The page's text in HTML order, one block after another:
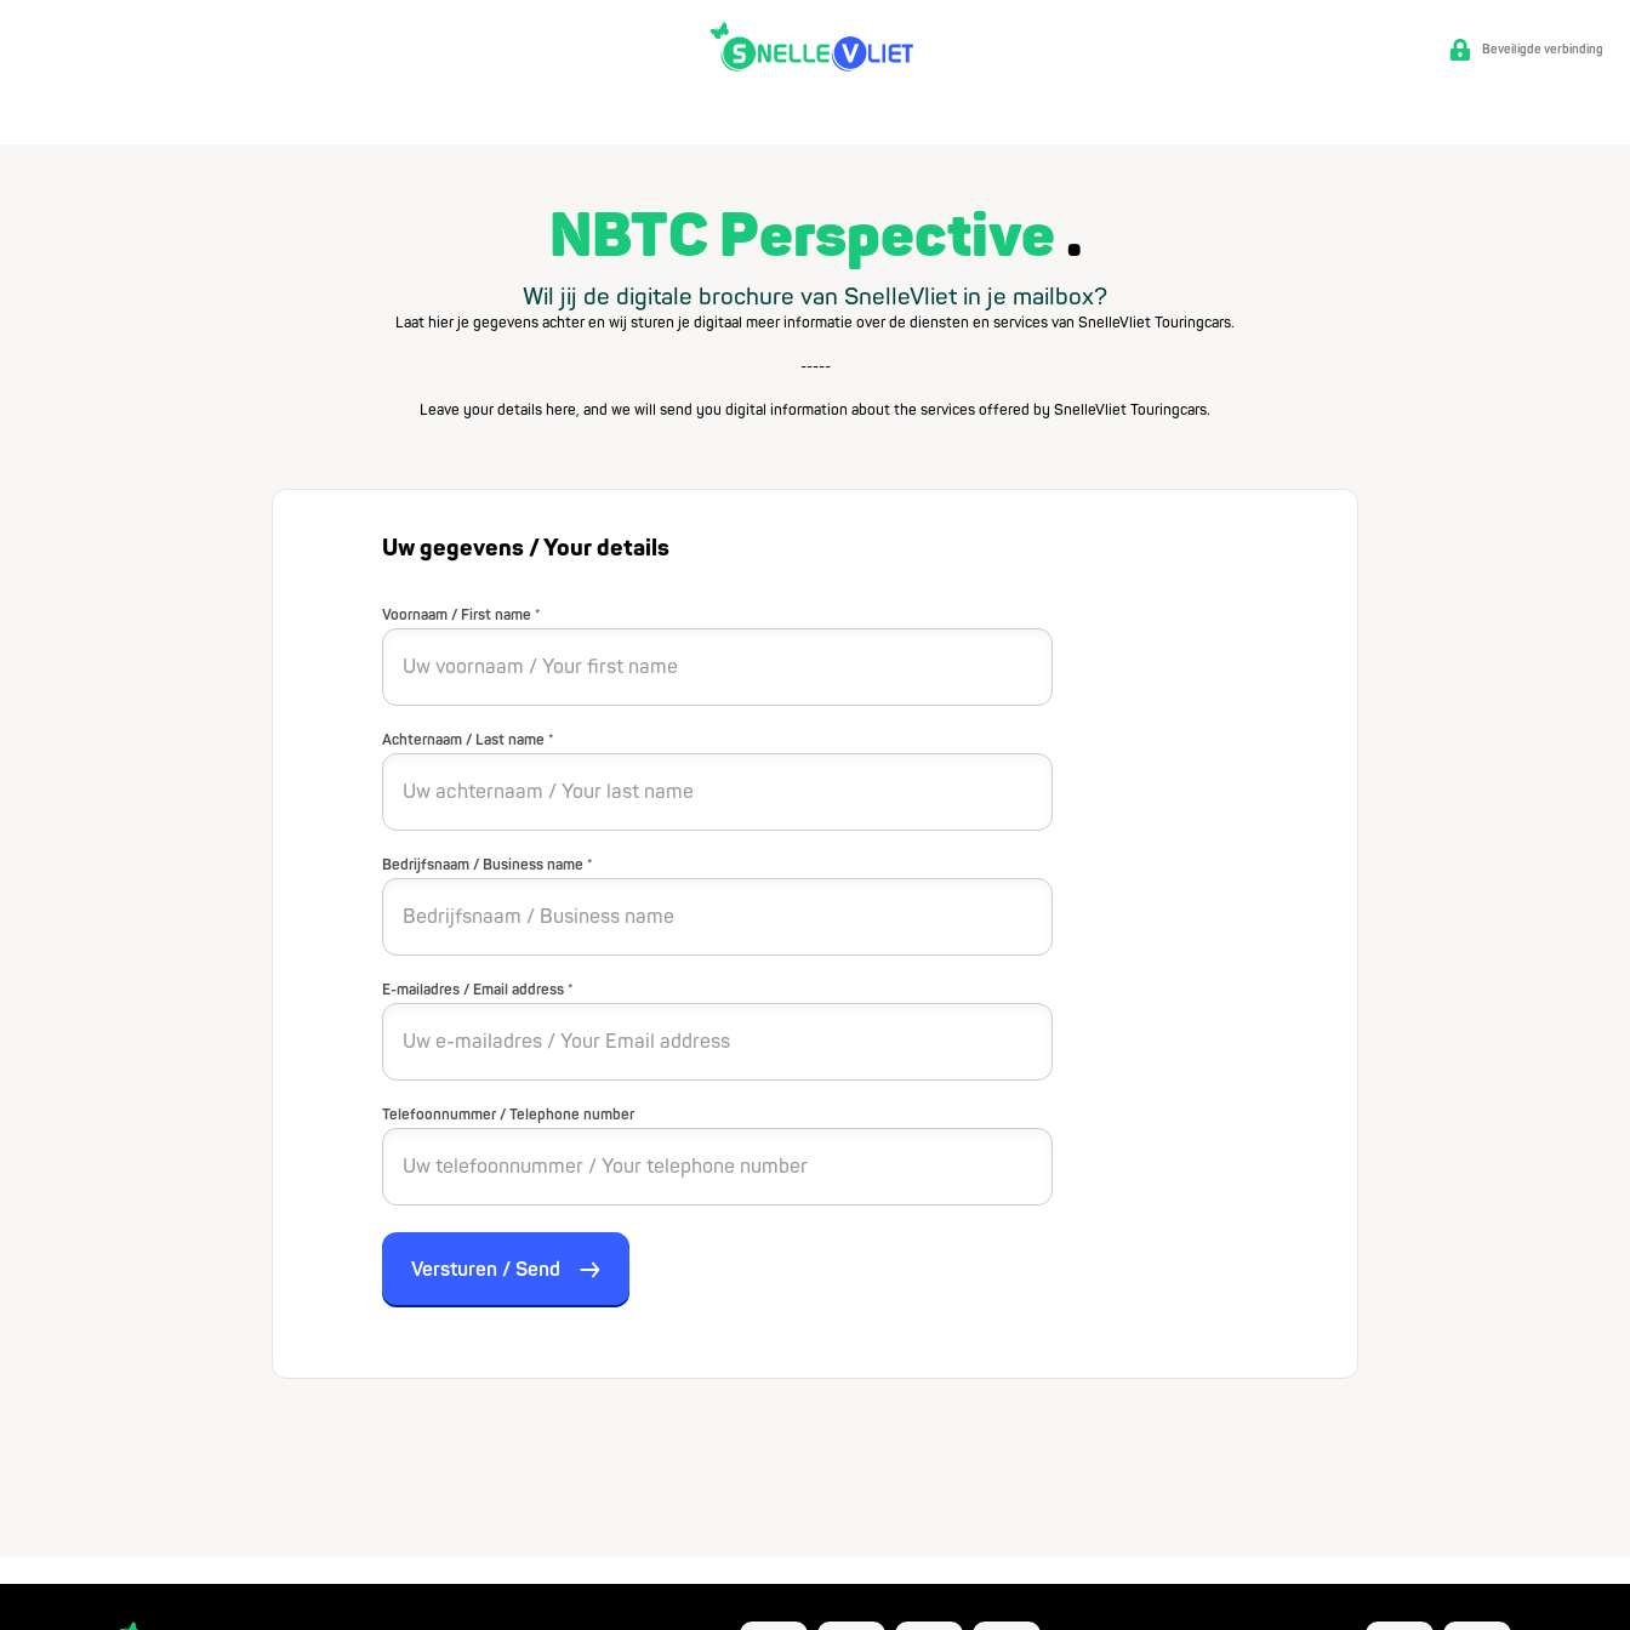
Beveiligde verbinding
NBTC Perspective
Wil jij de digitale brochure van SnelleVliet in je mailbox?
Laat hier je gegevens achter en wij sturen je digitaal meer informatie over de diensten en services van SnelleVliet Touringcars.
-----
Leave your details here, and we will send you digital information about the services offered by SnelleVliet Touringcars.
Uw gegevens / Your details
Voornaam / First name *
Achternaam / Last name *
Bedrijfsnaam / Business name *
E-mailadres / Email address *
Telefoonnummer / Telephone number
Versturen / Send